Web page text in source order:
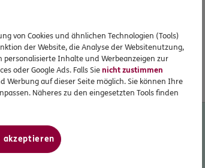
Sie die Voraussetzungen für diese beiden
von Cookies und ähnlichen Technologien (Tools)
der Website, die Analyse der Websitenutzung,
Inhalte und Werbeanzeigen zur
oder Google Ads. Falls Sienicht zustimmen
Werbung auf dieser Seite möglich. Sie können Ihre
Näheres zu den eingesetzten Tools finden
akzeptieren